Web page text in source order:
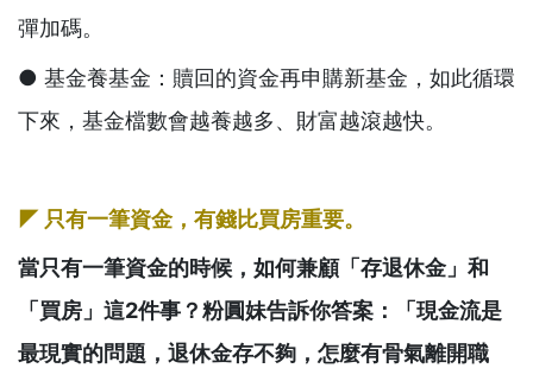
彈加碼。
● 基金養基金：贖回的資金再申購新基金，如此循環
下來，基金檔數會越養越多、財富越滾越快。
◤ 只有一筆資金，有錢比買房重要。
當只有一筆資金的時候，如何兼顧「存退休金」和
「買房」這2件事？粉圓妹告訴你答案：「現金流是
最現實的問題，退休金存不夠，怎麼有骨氣離開職